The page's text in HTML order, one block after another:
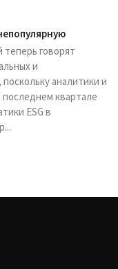
теперь говорят
и
аналитики и
квартале
ESG в